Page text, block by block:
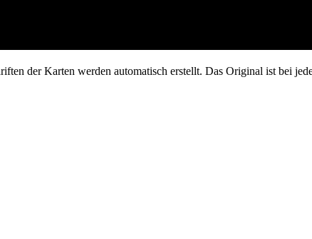
der Karten werden automatisch erstellt. Das Original ist bei